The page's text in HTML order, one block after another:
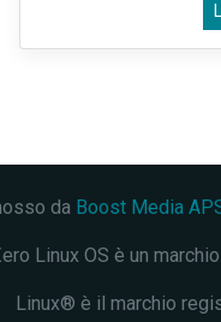
da Boost Media
Linux OS è un
Linux® è il marchio